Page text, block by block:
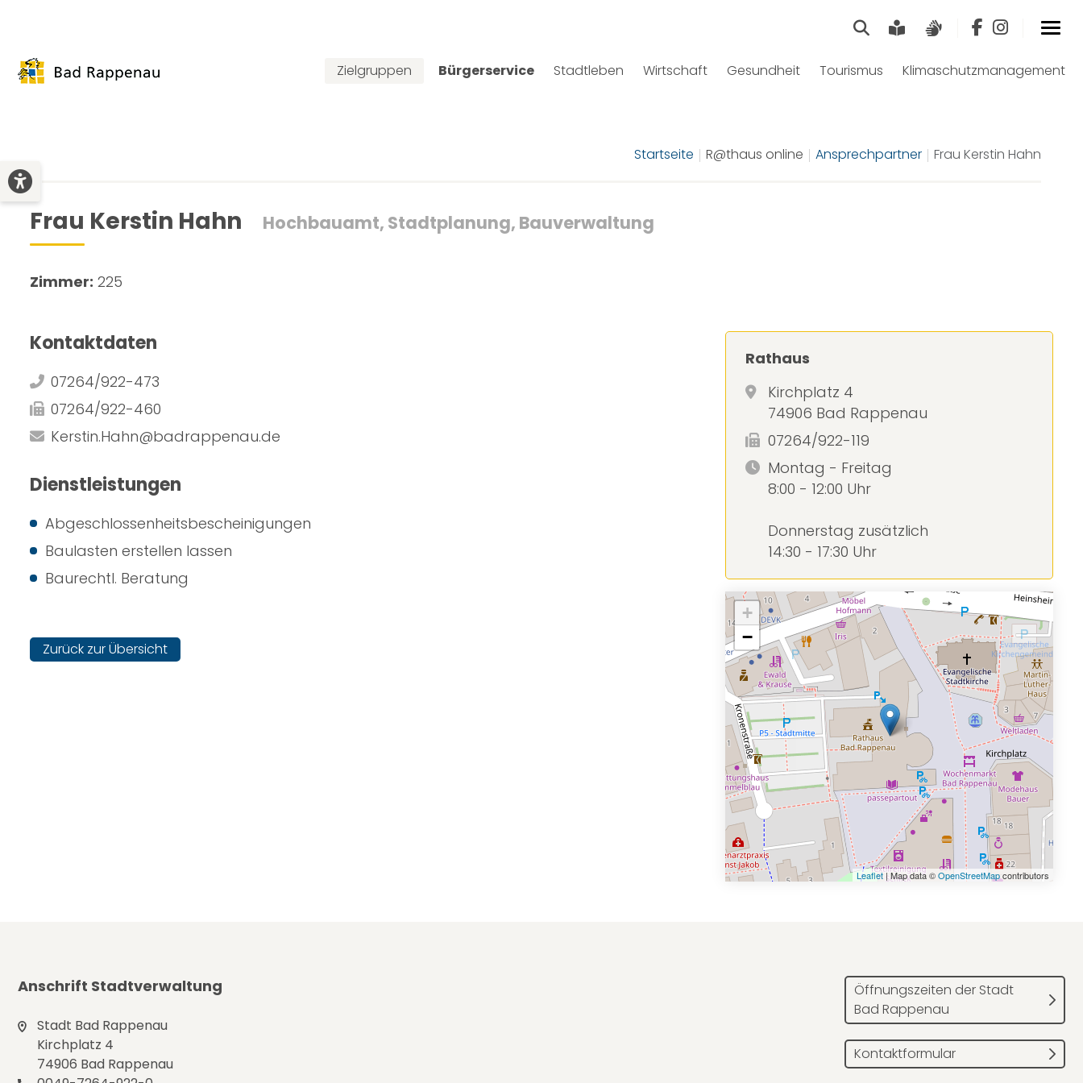
SucheLeichte Sprache
Zielgruppen Bürgerservice Stadtleben Wirtschaft Gesundheit Tourismus Klimaschutzmanagement
Startseite R@thaus online Ansprechpartner Frau Kerstin Hahn
Frau Kerstin Hahn Hochbauamt, Stadtplanung, Bauverwaltung
Zimmer: 225
Kontaktdaten
07264/922-473
07264/922-460
Kerstin.Hahn@badrappenau.de
Dienstleistungen
Abgeschlossenheitsbescheinigungen
Baulasten erstellen lassen
Baurechtl. Beratung
Zurück zur Übersicht
Rathaus
Kirchplatz 4
74906 Bad Rappenau
07264/922-119
Montag - Freitag
8:00 - 12:00 Uhr
Donnerstag zusätzlich
14:30 - 17:30 Uhr
+
−
Leaflet| Map data ©OpenStreetMapcontributors
Anschrift Stadtverwaltung
Stadt Bad Rappenau
Kirchplatz 4
74906 Bad Rappenau
Öffnungszeiten der Stadt
Bad Rappenau
Kontaktformular